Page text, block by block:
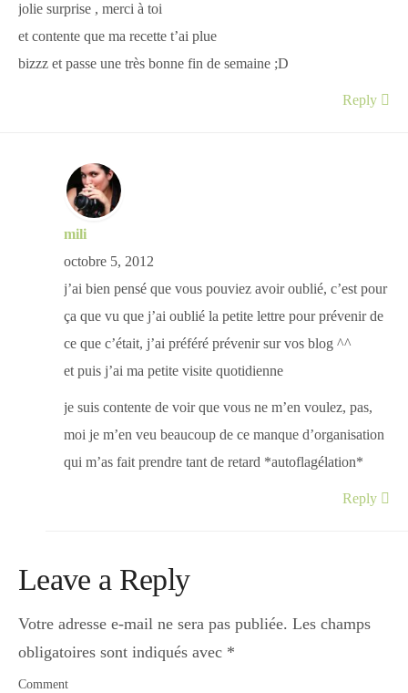
jolie surprise , merci à toi
et contente que ma recette t’ai plue
bizzz et passe une très bonne fin de semaine ;D
Reply
mili
octobre 5, 2012
j’ai bien pensé que vous pouviez avoir oublié, c’est pour
ça que vu que j’ai oublié la petite lettre pour prévenir de
ce que c’était, j’ai préféré prévenir sur vos blog ^^
et puis j’ai ma petite visite quotidienne
je suis contente de voir que vous ne m’en voulez, pas,
moi je m’en veu beaucoup de ce manque d’organisation
qui m’as fait prendre tant de retard *autoflagélation*
Reply
Leave a Reply
Votre adresse e-mail ne sera pas publiée. Les champs
obligatoires sont indiqués avec *
Comment